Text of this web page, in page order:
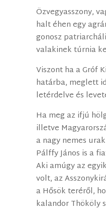
Özvegyasszony,
halt éhen egy
gonosz
valakinek túrnia
Viszont ha a Gróf
határba, meglett
letérdelve és
Ha meg az ifjú
illetve
a nagy nemes
Pálffy János is a
Aki amúgy az
volt, az
a Hősök teréről,
kalandor Thököly